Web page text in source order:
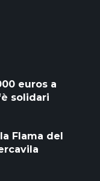
euros a
solidari
Flama del